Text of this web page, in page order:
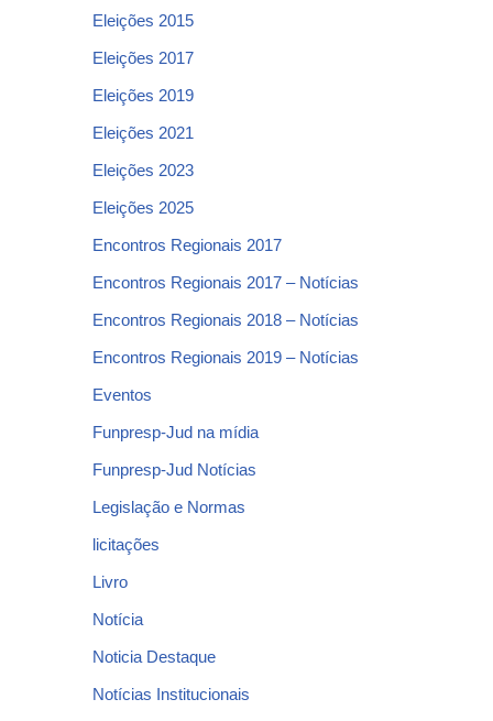
Eleições 2015
Eleições 2017
Eleições 2019
Eleições 2021
Eleições 2023
Eleições 2025
Encontros Regionais 2017
Encontros Regionais 2017 – Notícias
Encontros Regionais 2018 – Notícias
Encontros Regionais 2019 – Notícias
Eventos
Funpresp-Jud na mídia
Funpresp-Jud Notícias
Legislação e Normas
licitações
Livro
Notícia
Noticia Destaque
Notícias Institucionais